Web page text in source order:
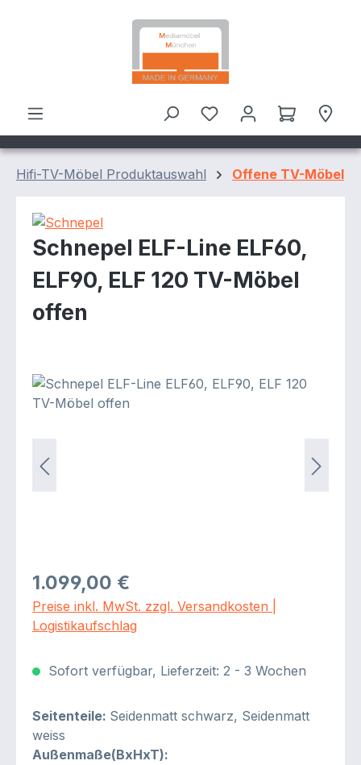
Zum Hauptinhalt springen
Hifi-TV-Möbel Produktauswahl Offene TV-Möbel
Schnepel ELF-Line ELF60,
ELF90, ELF 120 TV-Möbel
offen
Bildergalerie überspringen
Regulärer Preis:
1.099,00 €
Preise inkl. MwSt. zzgl. Versandkosten |
Logistikaufschlag
Sofort verfügbar, Lieferzeit: 2 - 3 Wochen
Seitenteile: Seidenmatt schwarz, Seidenmatt
weiss
Außenmaße(BxHxT):